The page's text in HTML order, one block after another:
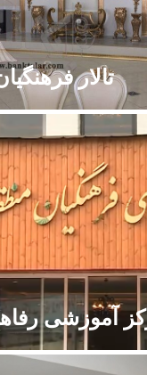
تالار
آموزشی